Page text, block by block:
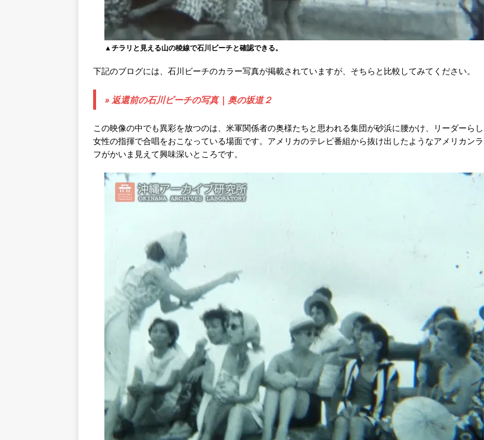
▲チラリと見える山の稜線で石川ビーチと確認できる。
下記のブログには、石川ビーチのカラー写真が掲載されていますが、そちらと比較してみてください。
» 返還前の石川ビーチの写真 | 奥の坂道２
この映像の中でも異彩を放つのは、米軍関係者の奥様たちと思われる集団が砂浜に腰かけ、リーダーらし
女性の指揮で合唱をおこなっている場面です。アメリカのテレビ番組から抜け出したようなアメリカン
フがかいま見えて興味深いところです。